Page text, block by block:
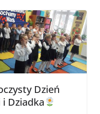
Dzień
i Dziadka